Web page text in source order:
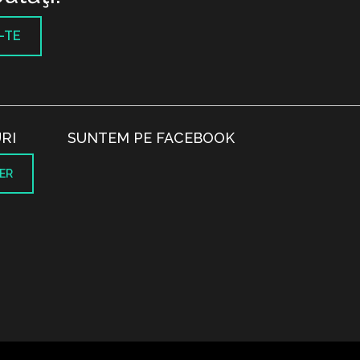
TE
SUNTEM PE FACEBOOK